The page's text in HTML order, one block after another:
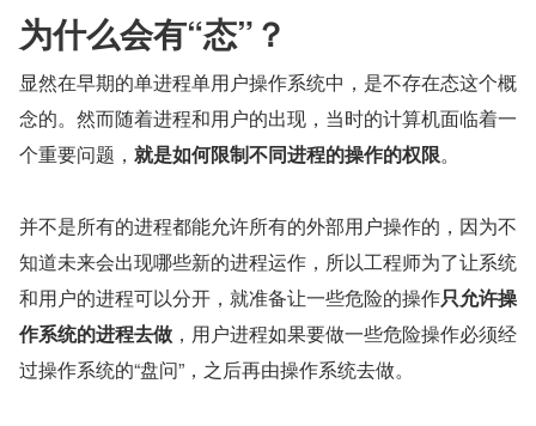
为什么会有“态”？
显然在早期的单进程单用户操作系统中，是不存在态这个概
念的。然而随着进程和用户的出现，当时的计算机面临着一
个重要问题， 就是如何限制不同进程的操作的权限。
并不是所有的进程都能允许所有的外部用户操作的，因为不
知道未来会出现哪些新的进程运作，所以工程师为了让系统
和用户的进程可以分开，就准备让一些危险的操作只允许操
作系统的进程去做 ，用户进程如果要做一些危险操作必须经
过操作系统的“盘问”，之后再由操作系统去做。